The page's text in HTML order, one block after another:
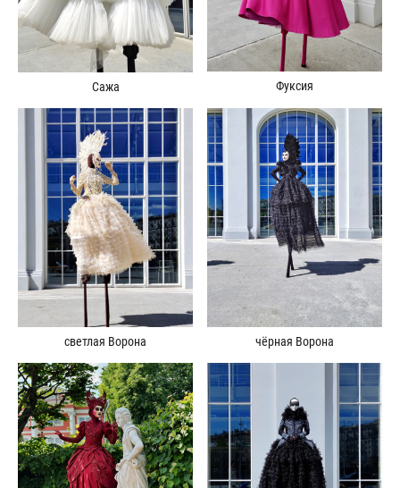
Сажа Фуксия
светлая Ворона чёрная Ворона